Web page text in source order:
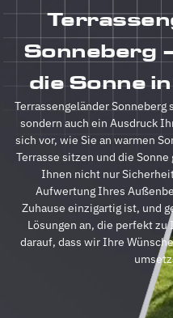
Sonneberg
die Sonne
Terrassengeländer
sondern auch ein Ausdruck
sich vor, wie Sie an warmen
Terrasse sitzen und die
Ihnen nicht nur
Aufwertung Ihres
Zuhause einzigartig ist, und
Lösungen an, die perfekt
darauf, dass wir Ihre